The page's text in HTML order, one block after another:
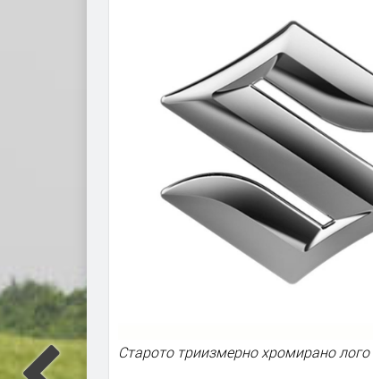
Старото триизмерно хромирано